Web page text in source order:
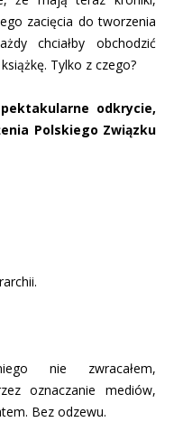
zacięcia do tworzenia
chciałby obchodzić
Tylko z czego?
odkrycie,
Polskiego Związku
nie zwracałem,
oznaczanie mediów,
Bez odzewu.